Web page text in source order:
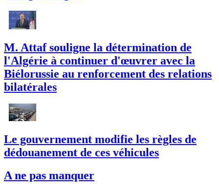
M. Attaf souligne la détermination de
l'Algérie à continuer d'œuvrer avec la
Biélorussie au renforcement des relations
bilatérales
Le gouvernement modifie les règles de
dédouanement de ces véhicules
A ne pas manquer